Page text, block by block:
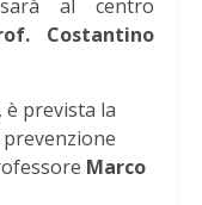
sarà al centro
Costantino
è prevista la
Marco